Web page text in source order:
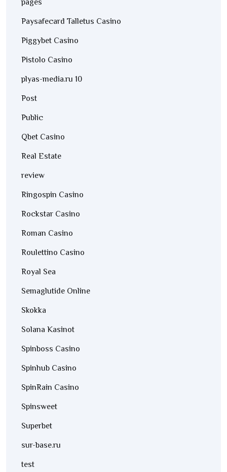
pages
Paysafecard Talletus Casino
Piggybet Casino
Pistolo Casino
plyas-media.ru 10
Post
Public
Qbet Casino
Real Estate
review
Ringospin Casino
Rockstar Casino
Roman Casino
Roulettino Casino
Royal Sea
Semaglutide Online
Skokka
Solana Kasinot
Spinboss Casino
Spinhub Casino
SpinRain Casino
Spinsweet
Superbet
sur-base.ru
test